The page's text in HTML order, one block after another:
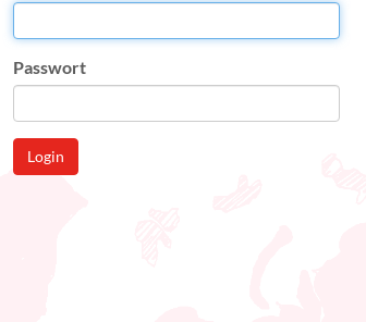
Passwort
Login